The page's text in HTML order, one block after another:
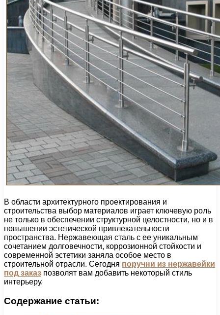
В области архитектурного проектирования и
строительства выбор материалов играет ключевую роль
не только в обеспечении структурной целостности, но и в
повышении эстетической привлекательности
пространства. Нержавеющая сталь с ее уникальным
сочетанием долговечности, коррозионной стойкости и
современной эстетики заняла особое место в
строительной отрасли. Сегодня поручни из нержавейки
под заказ позволят вам добавить некоторый стиль
интерьеру.
Содержание статьи: